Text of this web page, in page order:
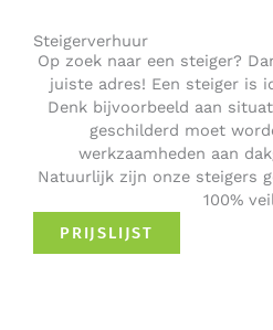
Steigerverhuur
Op zoek naar een steiger?
juiste adres! Een steiger is
Denk bijvoorbeeld aan
geschilderd moet
werkzaamheden aan
Natuurlijk zijn onze steigers
100%
PRIJSLIJST